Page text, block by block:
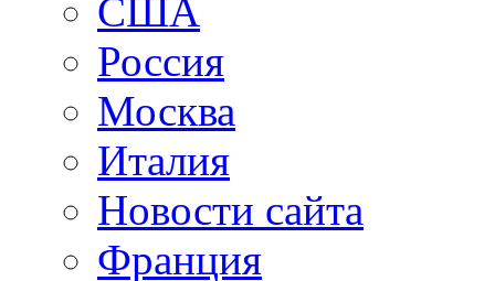
США
Россия
Москва
Италия
Новости сайта
Франция